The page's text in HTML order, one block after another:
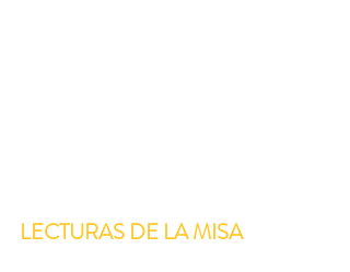
LECTURAS DE LA MISA